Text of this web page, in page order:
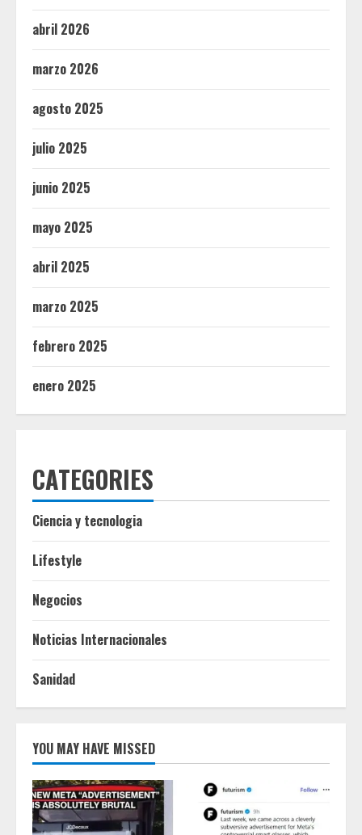
abril 2026
marzo 2026
agosto 2025
julio 2025
junio 2025
mayo 2025
abril 2025
marzo 2025
febrero 2025
enero 2025
CATEGORIES
Ciencia y tecnologia
Lifestyle
Negocios
Noticias Internacionales
Sanidad
YOU MAY HAVE MISSED